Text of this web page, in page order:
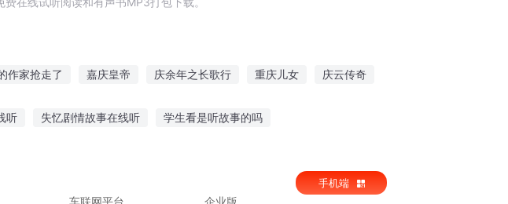
作家抢走了 嘉庆皇帝 庆余年之长歌行 重庆儿女 庆云传奇
听 失忆剧情故事在线听 学生看是听故事的吗
车联网平台 企业版
手机端